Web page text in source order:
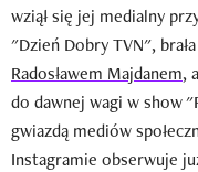
wziął się jej medialny
"Dzień Dobry TVN",
Radosławem Majdanem,
do dawnej wagi w show
gwiazdą mediów
Instagramie obserwuje